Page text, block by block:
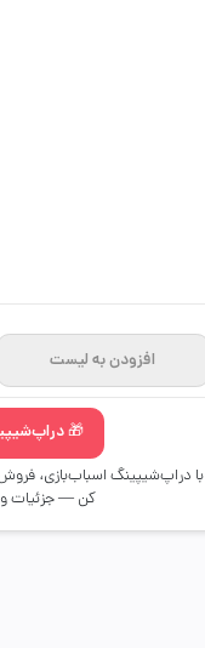
افزودن به لیست
🎁
با دراپ‌شیپینگ اسباب‌بازی، فروش
کن — جزئیات و